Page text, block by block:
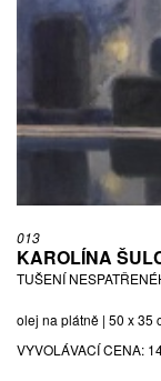
013
KAROLÍNA
TUŠENÍ
olej na plátně | 50 x 35
VYVOLÁVACÍ CENA: